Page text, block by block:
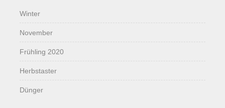
Winter
November
Frühling 2020
Herbstaster
Dünger